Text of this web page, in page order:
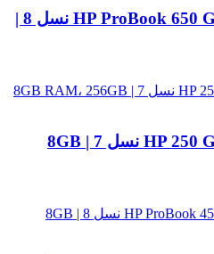
لپ تاپ استوک HP ProBook 650 G4 Core i5 نسل 8 |
لپ تاپ استوک HP 250 G7 Core i3 نسل 7 | 8GB